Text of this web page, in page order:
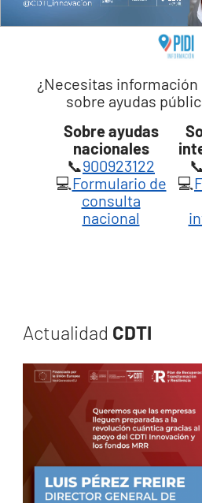
¿Necesitas
sobre ayudas
Sobre ayudas
nacionales
📞900923122
💻Formulario de
consulta
nacional
💻
Actualidad CDTI